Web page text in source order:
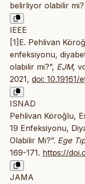
belirliyor olabilir mi?
IEEE
[1]E. Pehlivan
enfeksiyonu,
olabilir mi?”, EJM,
2021, doi: 10.19161/
ISNAD
Pehlivan Köroğlu,
19 Enfeksiyonu,
Olabilir Mi?”. Ege
169-171. https://
JAMA